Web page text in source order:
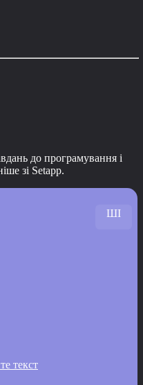
до програмування і
зі Setapp.
текст
ШІ